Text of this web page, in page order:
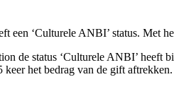
een ‘Culturele ANBI’ status. Met
de status ‘Culturele ANBI’ heeft
keer het bedrag van de gift